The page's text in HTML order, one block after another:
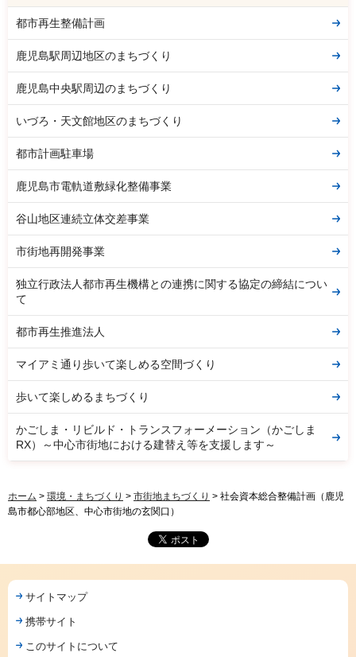
都市再生整備計画
鹿児島駅周辺地区のまちづくり
鹿児島中央駅周辺のまちづくり
いづろ・天文館地区のまちづくり
都市計画駐車場
鹿児島市電軌道敷緑化整備事業
谷山地区連続立体交差事業
市街地再開発事業
独立行政法人都市再生機構との連携に関する協定の締結につい
て
都市再生推進法人
マイアミ通り歩いて楽しめる空間づくり
歩いて楽しめるまちづくり
かごしま・リビルド・トランスフォーメーション（かごしま
RX）～中心市街地における建替え等を支援します～
ホーム > 環境・まちづくり > 市街地まちづくり > 社会資本総合整備計画（鹿児
島市都心部地区、中心市街地の玄関口）
サイトマップ
携帯サイト
このサイトについて